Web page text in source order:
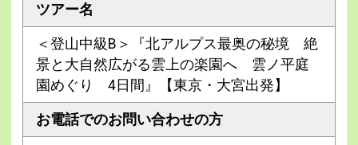
ツアー名
＜登山中級B＞『北アルプス最奥の秘境 絶
景と大自然広がる雲上の楽園へ 雲ノ平庭
園めぐり 4日間』【東京・大宮出発】
お電話でのお問い合わせの方